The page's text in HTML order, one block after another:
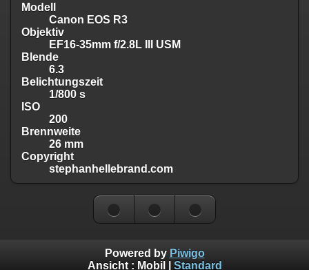
Modell
Canon EOS R3
Objektiv
EF16-35mm f/2.8L III USM
Blende
6.3
Belichtungszeit
1/800 s
ISO
200
Brennweite
26 mm
Copyright
stephanhellebrand.com
Powered by Piwigo
Ansicht : Mobil Standard